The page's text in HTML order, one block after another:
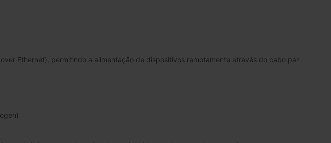
Ethernet), permitindo a alimentação de dispositivos remotamente através do cabo par